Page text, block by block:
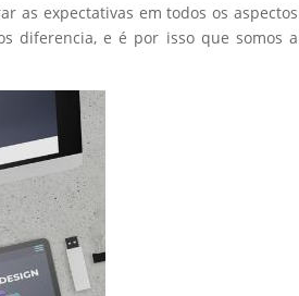
as expectativas em todos os aspectos
diferencia, e é por isso que somos a